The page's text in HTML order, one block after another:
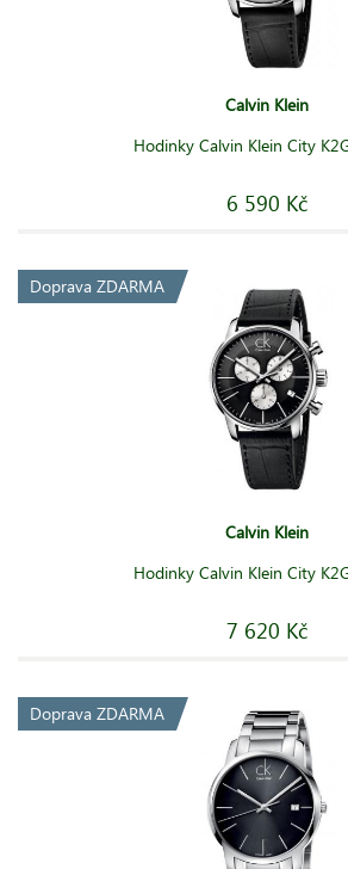
Calvin Klein
Hodinky Calvin Klein City
6 590 Kč
Doprava ZDARMA
Calvin Klein
Hodinky Calvin Klein City
7 620 Kč
Doprava ZDARMA